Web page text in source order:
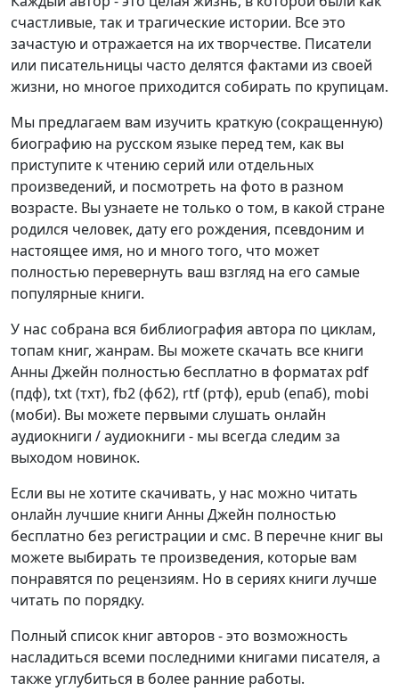
счастливые, так и трагические истории. Все это
зачастую и отражается на их творчестве. Писатели
или писательницы часто делятся фактами из своей
жизни, но многое приходится собирать по крупицам.
Мы предлагаем вам изучить краткую (сокращенную)
биографию на русском языке перед тем, как вы
приступите к чтению серий или отдельных
произведений, и посмотреть на фото в разном
возрасте. Вы узнаете не только о том, в какой стране
родился человек, дату его рождения, псевдоним и
настоящее имя, но и много того, что может
полностью перевернуть ваш взгляд на его самые
популярные книги.
У нас собрана вся библиография автора по циклам,
топам книг, жанрам. Вы можете скачать все книги
Анны Джейн полностью бесплатно в форматах pdf
(пдф), txt (тхт), fb2 (фб2), rtf (ртф), epub (епаб), mobi
(моби). Вы можете первыми слушать онлайн
аудиокниги / аудиокниги - мы всегда следим за
выходом новинок.
Если вы не хотите скачивать, у нас можно читать
онлайн лучшие книги Анны Джейн полностью
бесплатно без регистрации и смс. В перечне книг вы
можете выбирать те произведения, которые вам
понравятся по рецензиям. Но в сериях книги лучше
читать по порядку.
Полный список книг авторов - это возможность
насладиться всеми последними книгами писателя, а
также углубиться в более ранние работы.